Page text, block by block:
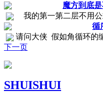
魔方到底
我的第一第二层不用公
循
请问大侠 假如角循环的
下一页
SHUISHUI